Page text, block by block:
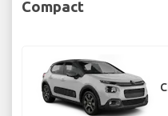
Compact